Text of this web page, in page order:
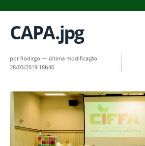
CAPA.jpg
por Rodirgo — última modificação
28/03/2019 18h40